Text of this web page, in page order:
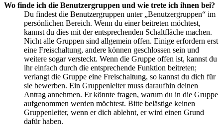
Wo finde ich die Benutzergruppen und wie trete ich ihnen bei?
Du findest die Benutzergruppen unter „Benutzergruppen“ im
persönlichen Bereich. Wenn du einer beitreten möchtest,
kannst du dies mit der entsprechenden Schaltfläche machen.
Nicht alle Gruppen sind allgemein offen. Einige erfordern erst
eine Freischaltung, andere können geschlossen sein und
weitere sogar versteckt. Wenn die Gruppe offen ist, kannst du
ihr einfach durch die entsprechende Funktion beitreten;
verlangt die Gruppe eine Freischaltung, so kannst du dich für
sie bewerben. Ein Gruppenleiter muss daraufhin deinen
Antrag annehmen. Er könnte fragen, warum du in die Gruppe
aufgenommen werden möchtest. Bitte belästige keinen
Gruppenleiter, wenn er dich ablehnt, er wird einen Grund
dafür haben.